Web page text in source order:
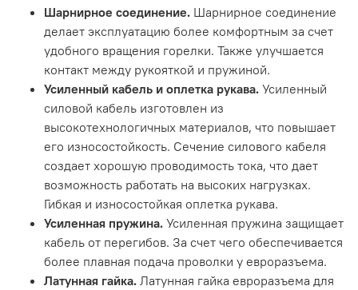
Шарнирное соединение. Шарнирное соединение
делает эксплуатацию более комфортным за счет
удобного вращения горелки. Также улучшается
контакт между рукояткой и пружиной.
Усиленный кабель и оплетка рукава. Усиленный
силовой кабель изготовлен из
высокотехнологичных материалов, что повышает
его износостойкость. Сечение силового кабеля
создает хорошую проводимость тока, что дает
возможность работать на высоких нагрузках.
Гибкая и износостойкая оплетка рукава.
Усиленная пружина. Усиленная пружина защищает
кабель от перегибов. За счет чего обеспечивается
более плавная подача проволки у евроразъема.
Латунная гайка. Латунная гайка евроразъема для